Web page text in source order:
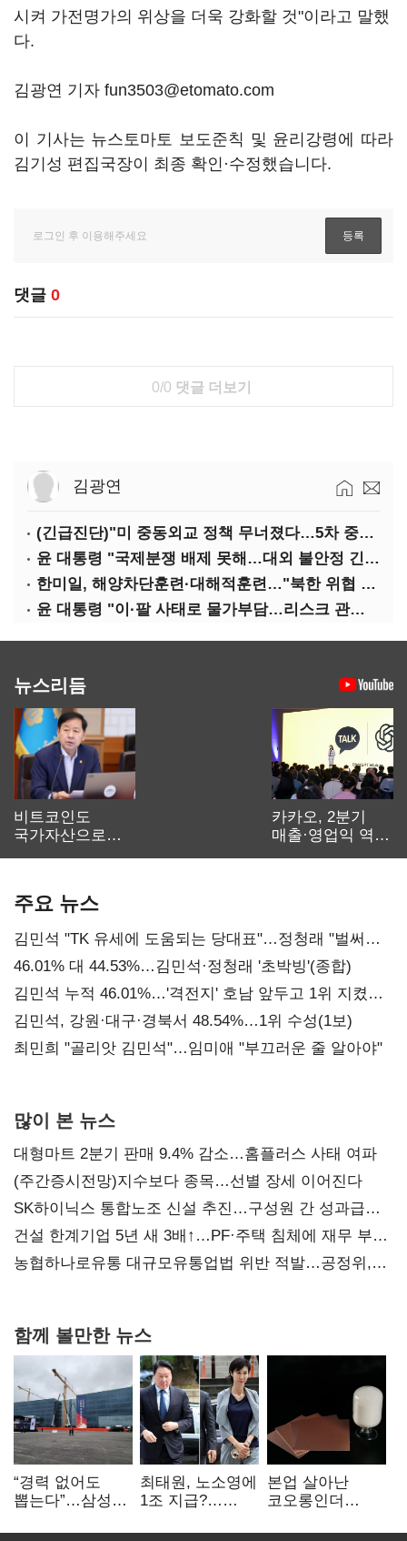
시켜 가전명가의 위상을 더욱 강화할 것"이라고 말했
다.
김광연 기자 fun3503@etomato.com
이 기사는 뉴스토마토 보도준칙 및 윤리강령에 따라
김기성 편집국장이 최종 확인·수정했습니다.
댓글 0
0/0 댓글 더보기
김광연
(긴급진단)"미 중동외교 정책 무너졌다…5차 중동전 가능성은 낮아"
윤 대통령 "국제분쟁 배제 못해…대외 불안정 긴밀대응"
한미일, 해양차단훈련·대해적훈련…"북한 위협 억제"
윤 대통령 "이·팔 사태로 물가부담…리스크 관리 만전 기해야"
뉴스리듬
비트코인도
국가자산으로…'
카카오, 2분기
매출·영업익 역대
주요 뉴스
김민석 "TK 유세에 도움되는 당대표"…정청래 "벌써
대표된 양 당직 배분"
46.01% 대 44.53%…김민석·정청래 '초박빙'(종합)
김민석 누적 46.01%…'격전지' 호남 앞두고 1위 지켰다
(2보)
김민석, 강원·대구·경북서 48.54%…1위 수성(1보)
최민희 "골리앗 김민석"…임미애 "부끄러운 줄 알아야"
많이 본 뉴스
대형마트 2분기 판매 9.4% 감소…홈플러스 사태 여파
(주간증시전망)지수보다 종목…선별 장세 이어진다
SK하이닉스 통합노조 신설 추진…구성원 간 성과급
불만 확산
건설 한계기업 5년 새 3배↑…PF·주택 침체에 재무 부담
확대
농협하나로유통 대규모유통업법 위반 적발…공정위,
함께 볼만한 뉴스
“경력 없어도
뽑는다”…삼성
반도체 인재
최태원, 노소영에
1조 지급?…
본업 살아난
코오롱인더
배터리 소재로